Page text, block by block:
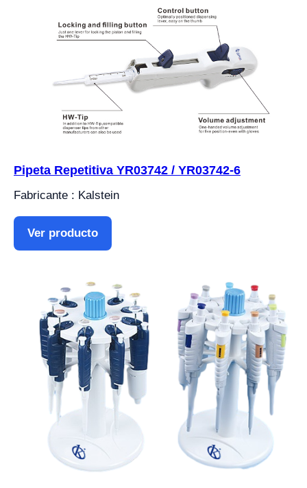
Pipeta Repetitiva YR03742 / YR03742-6
Fabricante : Kalstein
Ver producto